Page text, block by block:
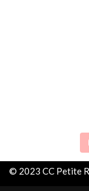
© 2023 CC Petite